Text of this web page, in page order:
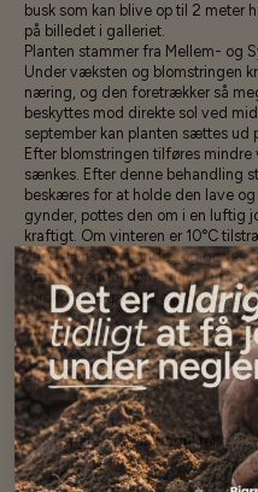
busk som kan blive op til 2 meter
på billedet i galleriet.
Planten stammer fra Mellem- og
Under væksten og blomstrin­gen
næring, og den foretrækker så
beskyt­tes mod direkte sol ved
september kan planten sættes ud
Efter blomstringen tilføres
sænkes. Efter denne be­handling
beskæres for at holde den lave
gynder, pottes den om i en luftig
kraftigt. Om vinteren er 10°C
vand. Hvis der vandes og gødes
efterfølgende blomstring. Luften
forekomme træk på
CO 2L
Specifikationer
Se mere af Alle produkter